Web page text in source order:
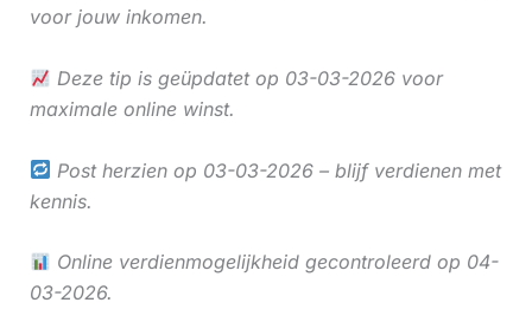
voor jouw inkomen.
Deze tip is geüpdatet op 03-03-2026 voor
maximale online winst.
Post herzien op 03-03-2026 – blijf verdienen met
kennis.
Online verdienmogelijkheid gecontroleerd op 04-
03-2026.